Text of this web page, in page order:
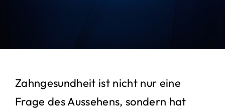
Suche
Zahngesundheit ist nicht nur eine
Frage des Aussehens, sondern hat